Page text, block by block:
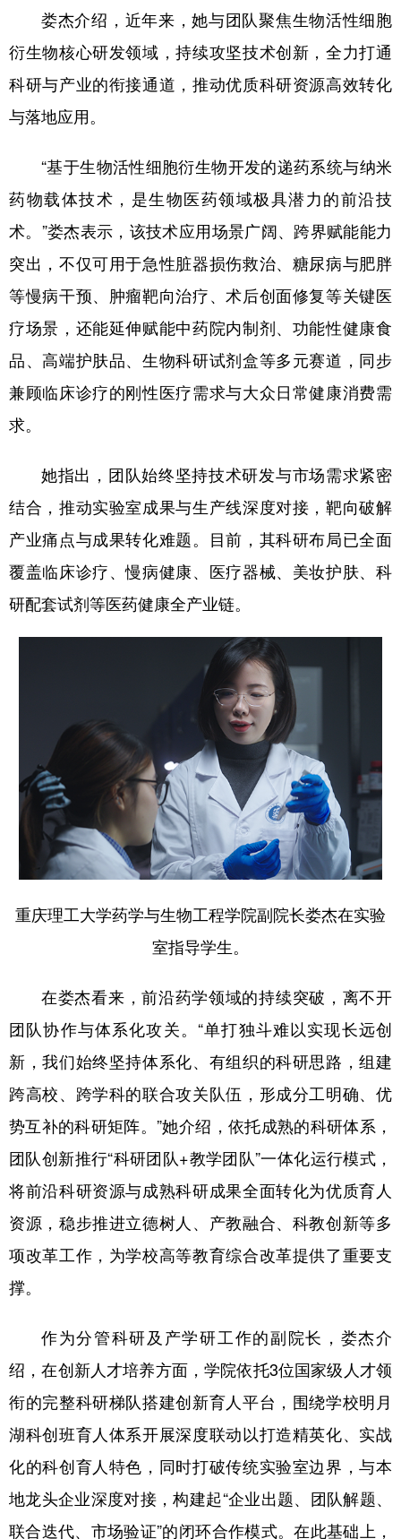
娄杰介绍，近年来，她与团队聚焦生物活性细胞
衍生物核心研发领域，持续攻坚技术创新，全力打通
科研与产业的衔接通道，推动优质科研资源高效转化
与落地应用。
“基于生物活性细胞衍生物开发的递药系统与纳米
药物载体技术，是生物医药领域极具潜力的前沿技
术。”娄杰表示，该技术应用场景广阔、跨界赋能能力
突出，不仅可用于急性脏器损伤救治、糖尿病与肥胖
等慢病干预、肿瘤靶向治疗、术后创面修复等关键医
疗场景，还能延伸赋能中药院内制剂、功能性健康食
品、高端护肤品、生物科研试剂盒等多元赛道，同步
兼顾临床诊疗的刚性医疗需求与大众日常健康消费需
求。
她指出，团队始终坚持技术研发与市场需求紧密
结合，推动实验室成果与生产线深度对接，靶向破解
产业痛点与成果转化难题。目前，其科研布局已全面
覆盖临床诊疗、慢病健康、医疗器械、美妆护肤、科
研配套试剂等医药健康全产业链。
重庆理工大学药学与生物工程学院副院长娄杰在实验
室指导学生。
在娄杰看来，前沿药学领域的持续突破，离不开
团队协作与体系化攻关。“单打独斗难以实现长远创
新，我们始终坚持体系化、有组织的科研思路，组建
跨高校、跨学科的联合攻关队伍，形成分工明确、优
势互补的科研矩阵。”她介绍，依托成熟的科研体系，
团队创新推行“科研团队+教学团队”一体化运行模式，
将前沿科研资源与成熟科研成果全面转化为优质育人
资源，稳步推进立德树人、产教融合、科教创新等多
项改革工作，为学校高等教育综合改革提供了重要支
撑。
作为分管科研及产学研工作的副院长，娄杰介
绍，在创新人才培养方面，学院依托3位国家级人才领
衔的完整科研梯队搭建创新育人平台，围绕学校明月
湖科创班育人体系开展深度联动以打造精英化、实战
化的科创育人特色，同时打破传统实验室边界，与本
地龙头企业深度对接，构建起“企业出题、团队解题、
联合迭代、市场验证”的闭环合作模式。在此基础上，